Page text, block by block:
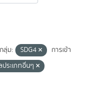
กลุ่ม: SDG4
การเข้า
ระเภทอื่นๆ